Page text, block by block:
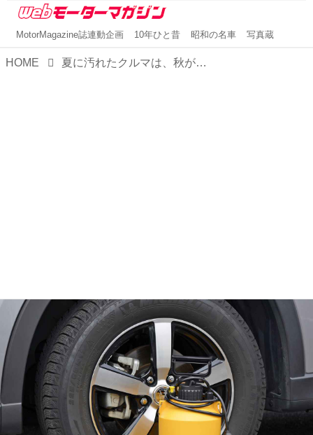
MotorMagazine誌連動企画 10年ひと昔 昭和の名車 写真蔵
HOME 夏に汚れたクルマは、秋が来る前に「ウォッシュ＆クリーン EX」でキレイにしておきたい！【MMスタイル コレクション】